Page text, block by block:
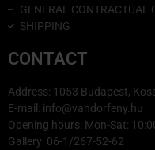
GENERAL CONTRACTUAL
SHIPPING
CONTACT
Address: 1053 Budapest,
E-mail: info@vandorfeny.hu
Opening hours: Mon-Sat:
Gallery: 06-1/267-52-62